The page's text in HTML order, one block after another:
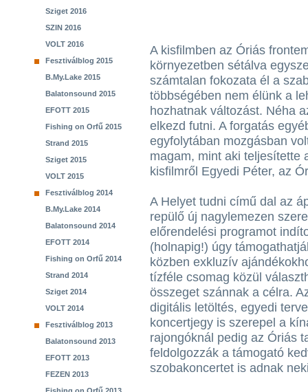
Sziget 2016
SZIN 2016
VOLT 2016
Fesztiválblog 2015
B.My.Lake 2015
Balatonsound 2015
EFOTT 2015
Fishing on Orfű 2015
Strand 2015
Sziget 2015
VOLT 2015
Fesztiválblog 2014
B.My.Lake 2014
Balatonsound 2014
EFOTT 2014
Fishing on Orfű 2014
Strand 2014
Sziget 2014
VOLT 2014
Fesztiválblog 2013
Balatonsound 2013
EFOTT 2013
FEZEN 2013
A kisfilmben az Óriás
környezetben sétálva
számtalan fokozata él a
többségében nem élünk a
hozhatnak változást. Néha
elkezd futni. A forgatás
egyfolytában mozgásban
magam, mint aki teljesítette
kisfilmről Egyedi Péter, az
A Helyet tudni című dal az
repülő új nagylemezen
előrendelési programot
(holnapig!) úgy
közben exkluzív
tízféle csomag közül
összeget szánnak a célra.
digitális letöltés, egyedi
koncertjegy is szerepel a
rajongóknál pedig az Óriás
feldolgozzák a támogató
szobakoncertet is adnak